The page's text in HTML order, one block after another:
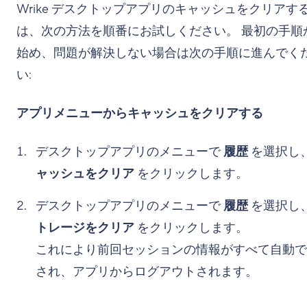
Wrike デスクトップアプリのキャッシュをクリアす
は、次の方法を順番にお試しください。 最初の手順
始め、問題が解決しない場合は次の手順に進んでく
い:
アプリメニューからキャッシュをクリアする
デスクトップアプリのメニューで履歴 を選択し
ャッシュをクリア をクリックします。
デスクトップアプリのメニューで履歴 を選択し
トレージをクリア をクリックします。
これにより前回セッションの情報がすべて自動
され、アプリからログアウトされます。